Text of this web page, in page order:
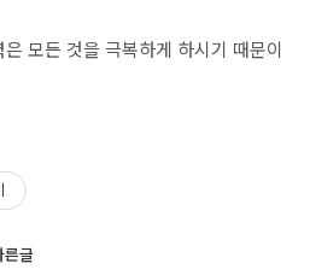
모든 것을 극복하게 하시기 때문이
글